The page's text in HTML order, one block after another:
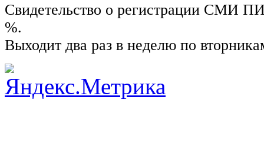
Свидетельство о регистрации СМИ
%.
Выходит два раз в неделю по